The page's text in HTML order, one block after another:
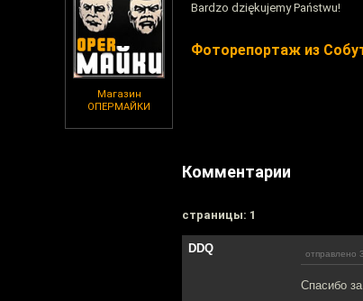
Магазин
ОПЕРМАЙКИ
Bardzo dziękujemy Państwu!
Фоторепортаж из
Комментарии
cтраницы: 1
DDQ отправлено
Спасибо